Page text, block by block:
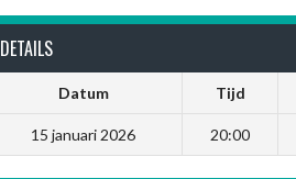
DETAILS
Datum Tijd
15 januari 2026 20:00